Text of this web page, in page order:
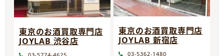
東京のお酒買取専門店
JOYLAB 渋谷店
東京のお酒買取専門店
JOYLAB 新宿店
03-5362-1480